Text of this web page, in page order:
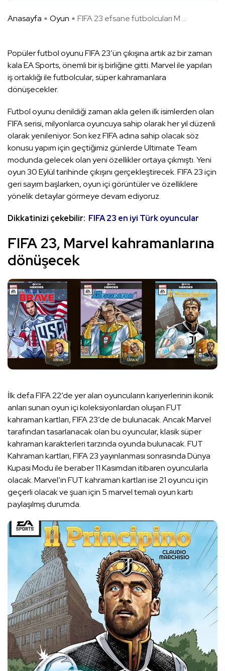
Anasayfa Oyun FIFA 23 efsane futbolcuları M ...
Popüler futbol oyunu FIFA 23’ün çıkışına artık az bir zaman
kala EA Sports, önemli bir iş birliğine gitti. Marvel ile yapılan
iş ortaklığı ile futbolcular, süper kahramanlara
dönüşecekler.
Futbol oyunu denildiği zaman akla gelen ilk isimlerden olan
FIFA serisi, milyonlarca oyuncuya sahip olarak her yıl düzenli
olarak yenileniyor. Son kez FIFA adına sahip olacak söz
konusu yapım için geçtiğimiz günlerde Ultimate Team
modunda gelecek olan yeni özellikler ortaya çıkmıştı. Yeni
oyun 30 Eylül tarihinde çıkışını gerçekleştirecek. FIFA 23 için
geri sayım başlarken, oyun içi görüntüler ve özelliklere
yönelik detaylar görmeye devam ediyoruz.
Dikkatinizi çekebilir: FIFA 23 en iyi Türk oyuncular
FIFA 23, Marvel kahramanlarına
dönüşecek
İlk defa FIFA 22’de yer alan oyuncuların kariyerlerinin ikonik
anları sunan oyun içi koleksiyonlardan oluşan FUT
kahraman kartları, FIFA 23’de de bulunacak. Ancak Marvel
tarafından tasarlanacak olan bu oyuncular, klasik süper
kahraman karakterleri tarzında oyunda bulunacak. FUT
Kahraman kartları, FIFA 23 yayınlanması sonrasında Dünya
Kupası Modu ile beraber 11 Kasımdan itibaren oyuncularla
olacak. Marvel’ın FUT kahraman kartları ise 21 oyuncu için
geçerli olacak ve şuan için 5 marvel temalı oyun kartı
paylaşılmış durumda.